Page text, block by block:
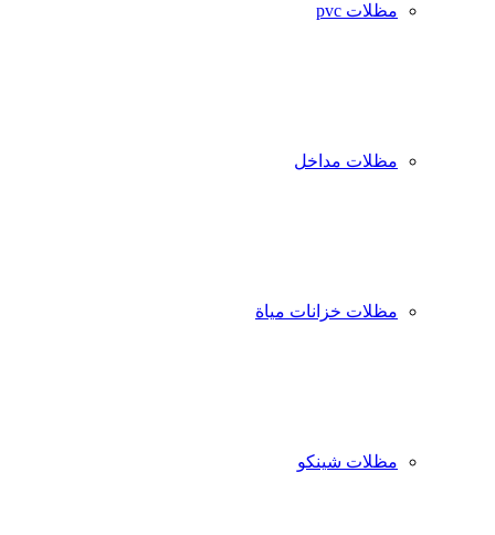
مظلات pvc
مظلات مداخل
مظلات خزانات مياة
مظلات شينكو